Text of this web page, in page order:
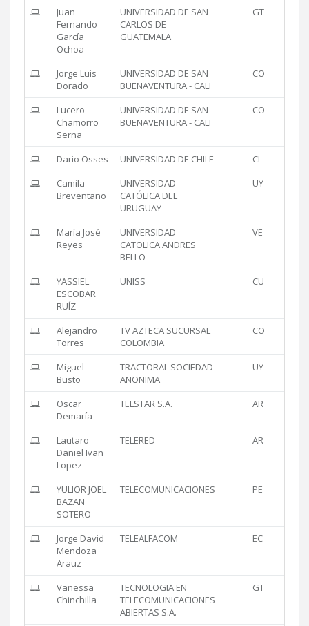
Juan
Fernando
García
Ochoa
UNIVERSIDAD DE SAN
CARLOS DE
GUATEMALA
GT
Jorge Luis
Dorado
UNIVERSIDAD DE SAN
BUENAVENTURA - CALI
CO
Lucero
Chamorro
Serna
UNIVERSIDAD DE SAN
BUENAVENTURA - CALI
CO
Dario Osses UNIVERSIDAD DE CHILE
CL
Camila
Breventano
UNIVERSIDAD
CATÓLICA DEL
URUGUAY
UY
María José
Reyes
UNIVERSIDAD
CATOLICA ANDRES
BELLO
VE
YASSIEL
ESCOBAR
RUÍZ
UNISS CU
Alejandro
Torres
TV AZTECA SUCURSAL
COLOMBIA
CO
Miguel
Busto
TRACTORAL SOCIEDAD
ANONIMA
UY
Oscar
Demaría
TELSTAR S.A. AR
Lautaro
Daniel Ivan
Lopez
TELERED AR
YULIOR JOEL
BAZAN
SOTERO
TELECOMUNICACIONES PE
Jorge David
Mendoza
Arauz
TELEALFACOM EC
Vanessa
Chinchilla
TECNOLOGIA EN
TELECOMUNICACIONES
ABIERTAS S.A.
GT